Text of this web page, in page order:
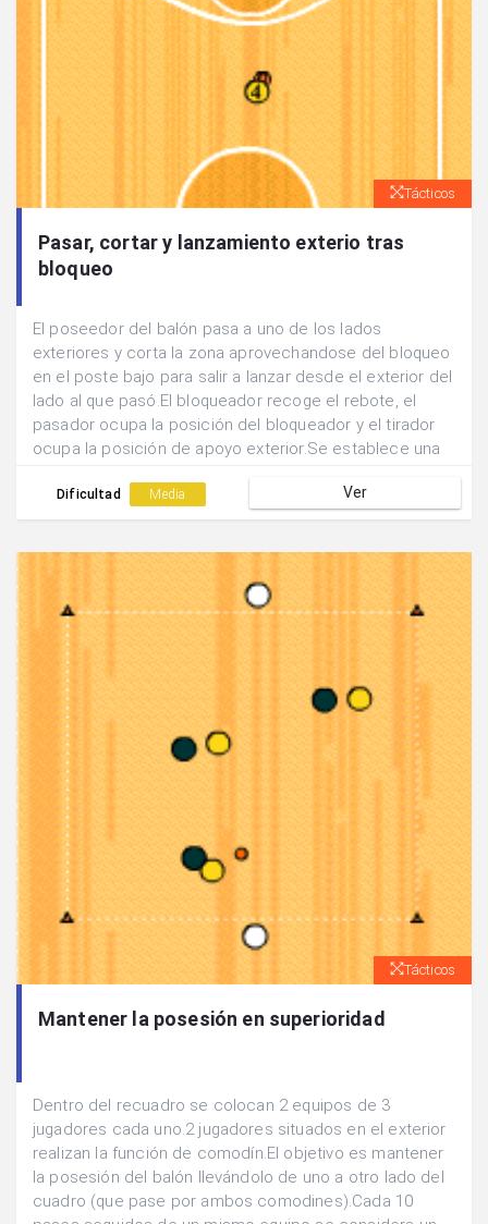
Tácticos
Pasar, cortar y lanzamiento exterio tras
bloqueo
El poseedor del balón pasa a uno de los lados
exteriores y corta la zona aprovechandose del bloqueo
en el poste bajo para salir a lanzar desde el exterior del
lado al que pasó.El bloqueador recoge el rebote, el
pasador ocupa la posición del bloqueador y el tirador
ocupa la posición de apoyo exterior.Se establece una
Dificultad Media Ver
Tácticos
Mantener la posesión en superioridad
Dentro del recuadro se colocan 2 equipos de 3
jugadores cada uno.2 jugadores situados en el exterior
realizan la función de comodín.El objetivo es mantener
la posesión del balón llevándolo de uno a otro lado del
cuadro (que pase por ambos comodines).Cada 10